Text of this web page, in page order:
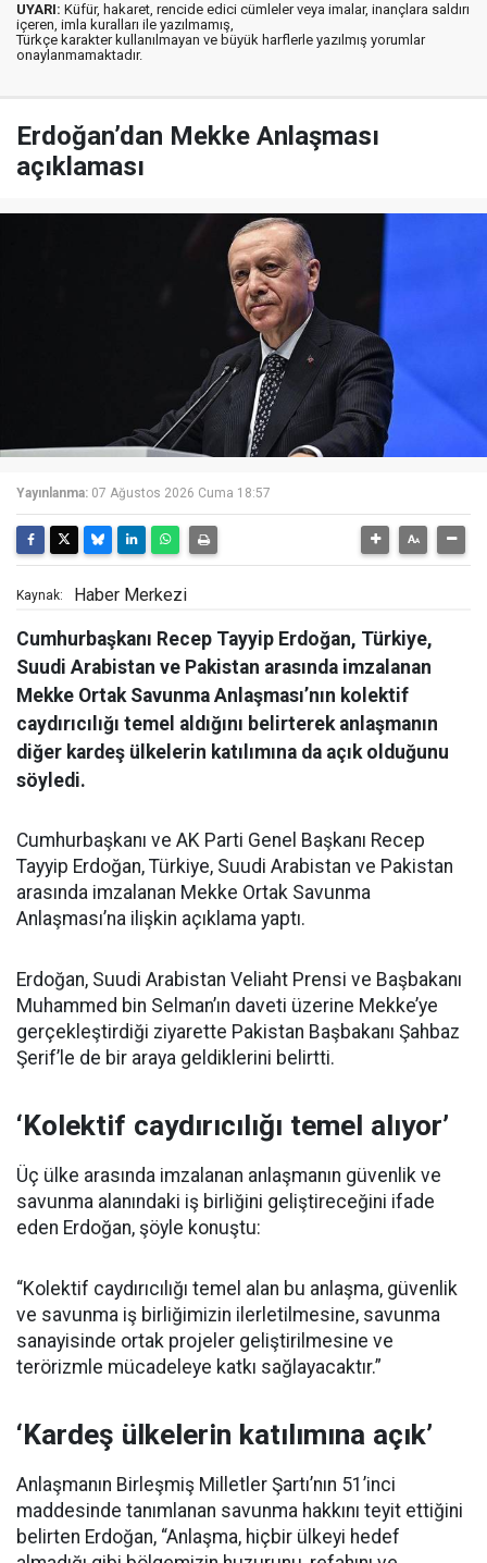
UYARI: Küfür, hakaret, rencide edici cümleler veya imalar, inançlara saldırı
içeren, imla kuralları ile yazılmamış,
Türkçe karakter kullanılmayan ve büyük harflerle yazılmış yorumlar
onaylanmamaktadır.
Erdoğan’dan Mekke Anlaşması
açıklaması
Yayınlanma: 07 Ağustos 2026 Cuma 18:57
Kaynak: Haber Merkezi
Cumhurbaşkanı Recep Tayyip Erdoğan, Türkiye,
Suudi Arabistan ve Pakistan arasında imzalanan
Mekke Ortak Savunma Anlaşması’nın kolektif
caydırıcılığı temel aldığını belirterek anlaşmanın
diğer kardeş ülkelerin katılımına da açık olduğunu
söyledi.
Cumhurbaşkanı ve AK Parti Genel Başkanı Recep
Tayyip Erdoğan, Türkiye, Suudi Arabistan ve Pakistan
arasında imzalanan Mekke Ortak Savunma
Anlaşması’na ilişkin açıklama yaptı.
Erdoğan, Suudi Arabistan Veliaht Prensi ve Başbakanı
Muhammed bin Selman’ın daveti üzerine Mekke’ye
gerçekleştirdiği ziyarette Pakistan Başbakanı Şahbaz
Şerif’le de bir araya geldiklerini belirtti.
‘Kolektif caydırıcılığı temel alıyor’
Üç ülke arasında imzalanan anlaşmanın güvenlik ve
savunma alanındaki iş birliğini geliştireceğini ifade
eden Erdoğan, şöyle konuştu:
“Kolektif caydırıcılığı temel alan bu anlaşma, güvenlik
ve savunma iş birliğimizin ilerletilmesine, savunma
sanayisinde ortak projeler geliştirilmesine ve
terörizmle mücadeleye katkı sağlayacaktır.”
‘Kardeş ülkelerin katılımına açık’
Anlaşmanın Birleşmiş Milletler Şartı’nın 51’inci
maddesinde tanımlanan savunma hakkını teyit ettiğini
belirten Erdoğan, “Anlaşma, hiçbir ülkeyi hedef